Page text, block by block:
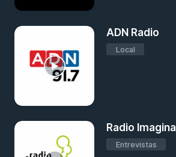
ADN Radio
Local
Radio Imagina
Entrevistas